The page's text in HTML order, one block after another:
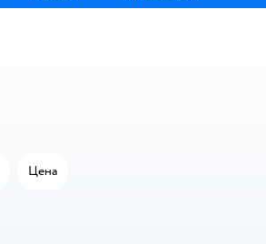
Цена